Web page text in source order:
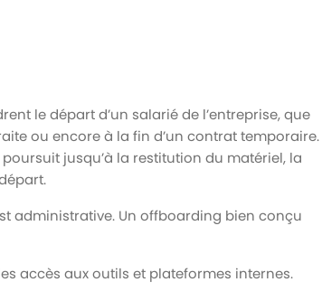
le départ d’un salarié de l’entreprise, que
ou encore à la fin d’un contrat temporaire.
jusqu’à la restitution du matériel, la
administrative. Un offboarding bien conçu
accès aux outils et plateformes internes.